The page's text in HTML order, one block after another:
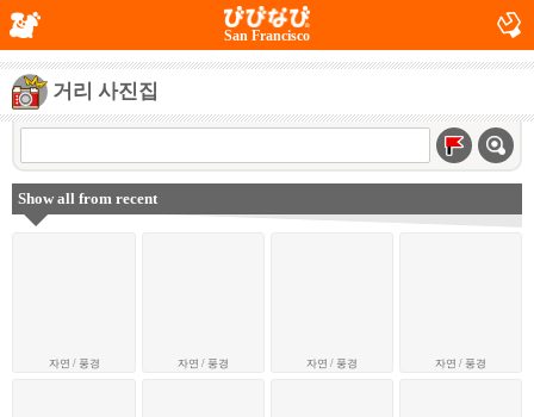
San Francisco
거리 사진집
Show all from recent
자연 / 풍경 자연 / 풍경 자연 / 풍경 자연 / 풍경